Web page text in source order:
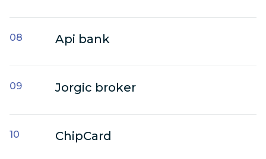
Api bank
Jorgic broker
ChipCard